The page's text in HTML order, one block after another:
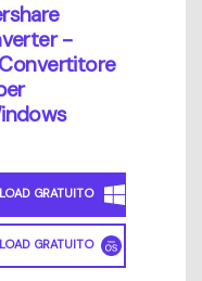
-
GRATUITO
GRATUITO